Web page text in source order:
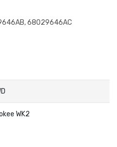
68029646AC
WK2